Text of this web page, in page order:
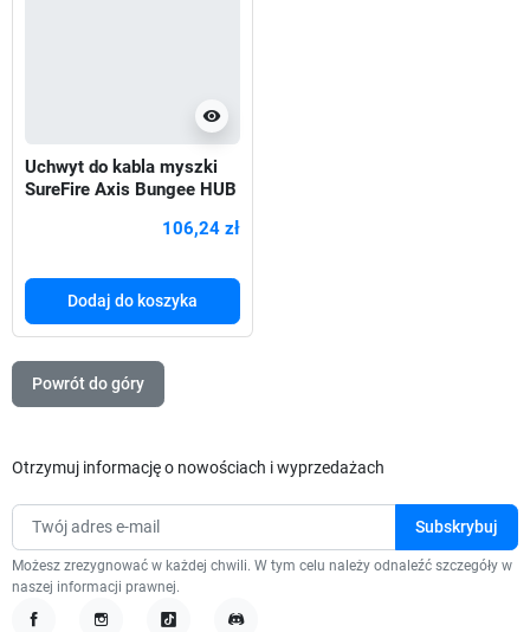
visibility
Uchwyt do kabla myszki
SureFire Axis Bungee HUB
106,24 zł
Dodaj do koszyka
Powrót do góry
Otrzymuj informację o nowościach i wyprzedażach
Możesz zrezygnować w każdej chwili. W tym celu należy odnaleźć szczegóły w
naszej informacji prawnej.